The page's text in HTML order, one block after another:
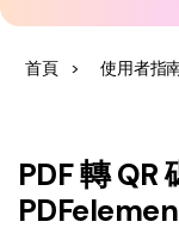
iPhone/
雲端版
Document
建立 PDF
個人使用者
轉換 PDF
人氣名單
商業秘訣
PDF 表單解決方
教學文章 -
聯絡支援部門
技術規範
首頁 > 使用者指
PDF 轉 QR